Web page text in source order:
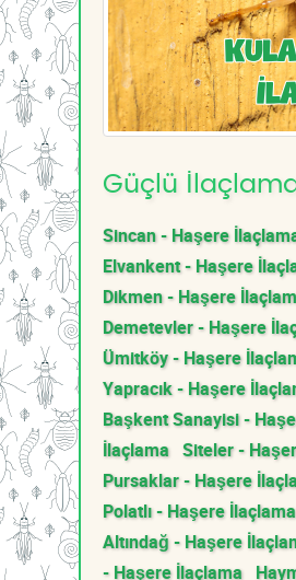
Güçlü
Sincan - Haşere
Elvankent - Haşere
Dikmen - Haşere
Demetevler - Haşere
Ümitköy - Haşere
Yapracık - Haşere
Başkent Sanayisi -
İlaçlama Siteler -
Pursaklar - Haşere
Polatlı - Haşere İlaçlama
Altındağ - Haşere
- Haşere İlaçlama